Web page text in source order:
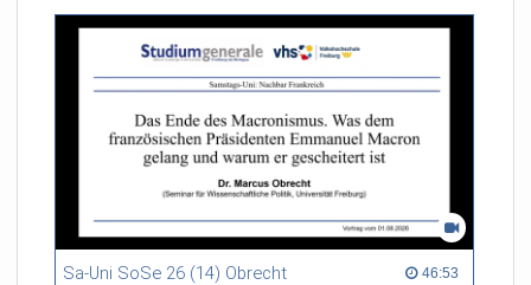
Sa-Uni SoSe 26 (14) Obrecht 46:53
46:53 duration